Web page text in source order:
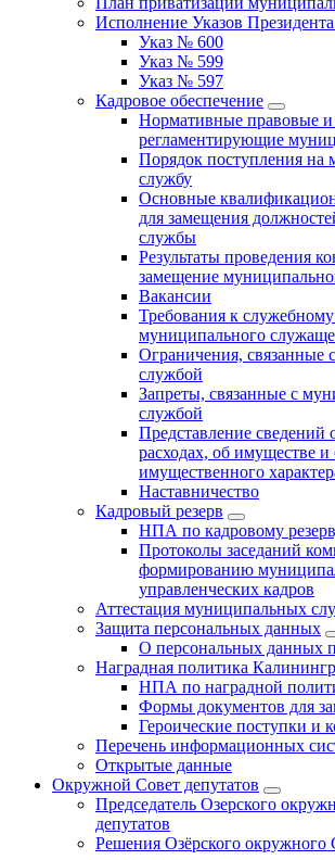
Исполнение Указов
Указ № 600
Указ № 599
Указ № 597
Кадровое обеспечение
Нормативные правовые
регламентирующие
Порядок поступления
службу
Основные
для замещения
службы
Результаты проведения
замещение
Вакансии
Требования к
муниципального
Ограничения, связанные
службой
Запреты, связанные с
службой
Представление сведений
расходах, об имуществе и
имущественного
Наставничество
Кадровый резерв
НПА по кадровому
Протоколы заседаний
формированию
управленческих кадров
Аттестация муниципальных
Защита персональных данных
О персональных данных
Наградная политика
НПА по наградной
Формы документов для
Героические поступки и
Перечень информационных
Открытые данные
Окружной Совет депутатов
Председатель Озерского
депутатов
Решения Озёрского окружного